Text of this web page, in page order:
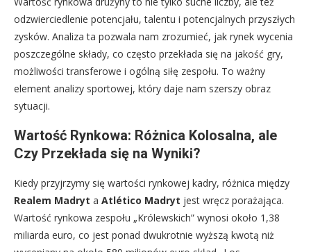
odzwierciedlenie potencjału, talentu i potencjalnych przyszłych
zysków. Analiza ta pozwala nam zrozumieć, jak rynek wycenia
poszczególne składy, co często przekłada się na jakość gry,
możliwości transferowe i ogólną siłę zespołu. To ważny
element analizy sportowej, który daje nam szerszy obraz
sytuacji.
Wartość Rynkowa: Różnica Kolosalna, ale
Czy Przekłada się na Wyniki?
Kiedy przyjrzymy się wartości rynkowej kadry, różnica między
Realem Madryt a Atlético Madryt jest wręcz porażająca.
Wartość rynkowa zespołu „Królewskich” wynosi około 1,38
miliarda euro, co jest ponad dwukrotnie wyższą kwotą niż